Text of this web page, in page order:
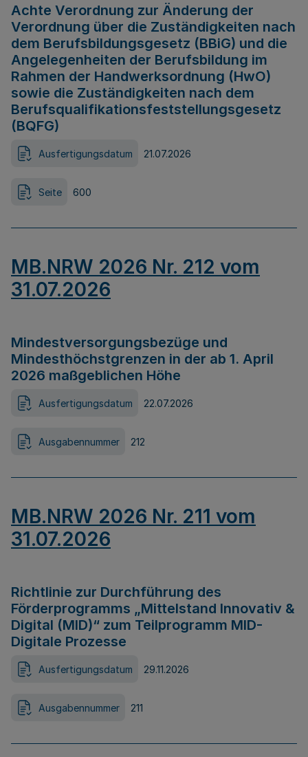
Achte Verordnung zur Änderung der
Verordnung über die Zuständigkeiten nach
dem Berufsbildungsgesetz (BBiG) und die
Angelegenheiten der Berufsbildung im
Rahmen der Handwerksordnung (HwO)
sowie die Zuständigkeiten nach dem
Berufsqualifikationsfeststellungsgesetz
(BQFG)
Ausfertigungsdatum 21.07.2026
Seite 600
MB.NRW 2026 Nr. 212 vom
31.07.2026
Mindestversorgungsbezüge und
Mindesthöchstgrenzen in der ab 1. April
2026 maßgeblichen Höhe
Ausfertigungsdatum 22.07.2026
Ausgabennummer 212
MB.NRW 2026 Nr. 211 vom
31.07.2026
Richtlinie zur Durchführung des
Förderprogramms „Mittelstand Innovativ &
Digital (MID)“ zum Teilprogramm MID-
Digitale Prozesse
Ausfertigungsdatum 29.11.2026
Ausgabennummer 211